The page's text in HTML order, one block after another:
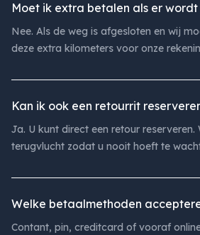
Moet ik extra betalen als er
Nee. Als de weg is afgesloten en wij
deze extra kilometers voor onze
Kan ik ook een retourrit
Ja. U kunt direct een retour reserveren.
terugvlucht zodat u nooit hoeft te
Welke betaalmethoden
Contant, pin, creditcard of vooraf